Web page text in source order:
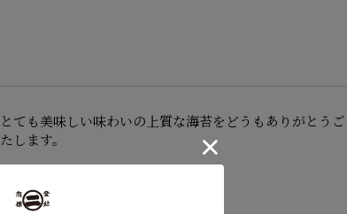
とても美味しい味わいの上質な海苔をどうもありがとう
たします。